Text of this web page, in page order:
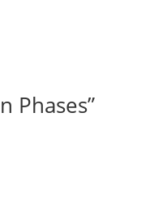
Phases”